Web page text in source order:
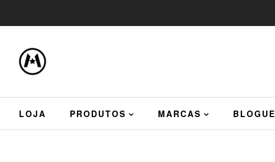
LOJA PRODUTOS MARCAS BLOGUE